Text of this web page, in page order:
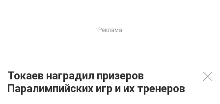
Токаев наградил призеров
Паралимпийских игр и их тренеров